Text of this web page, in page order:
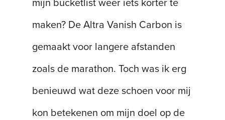
mijn bucketlist weer iets korter te
maken? De Altra Vanish Carbon is
gemaakt voor langere afstanden
zoals de marathon. Toch was ik erg
benieuwd wat deze schoen voor mij
kon betekenen om mijn doel op de